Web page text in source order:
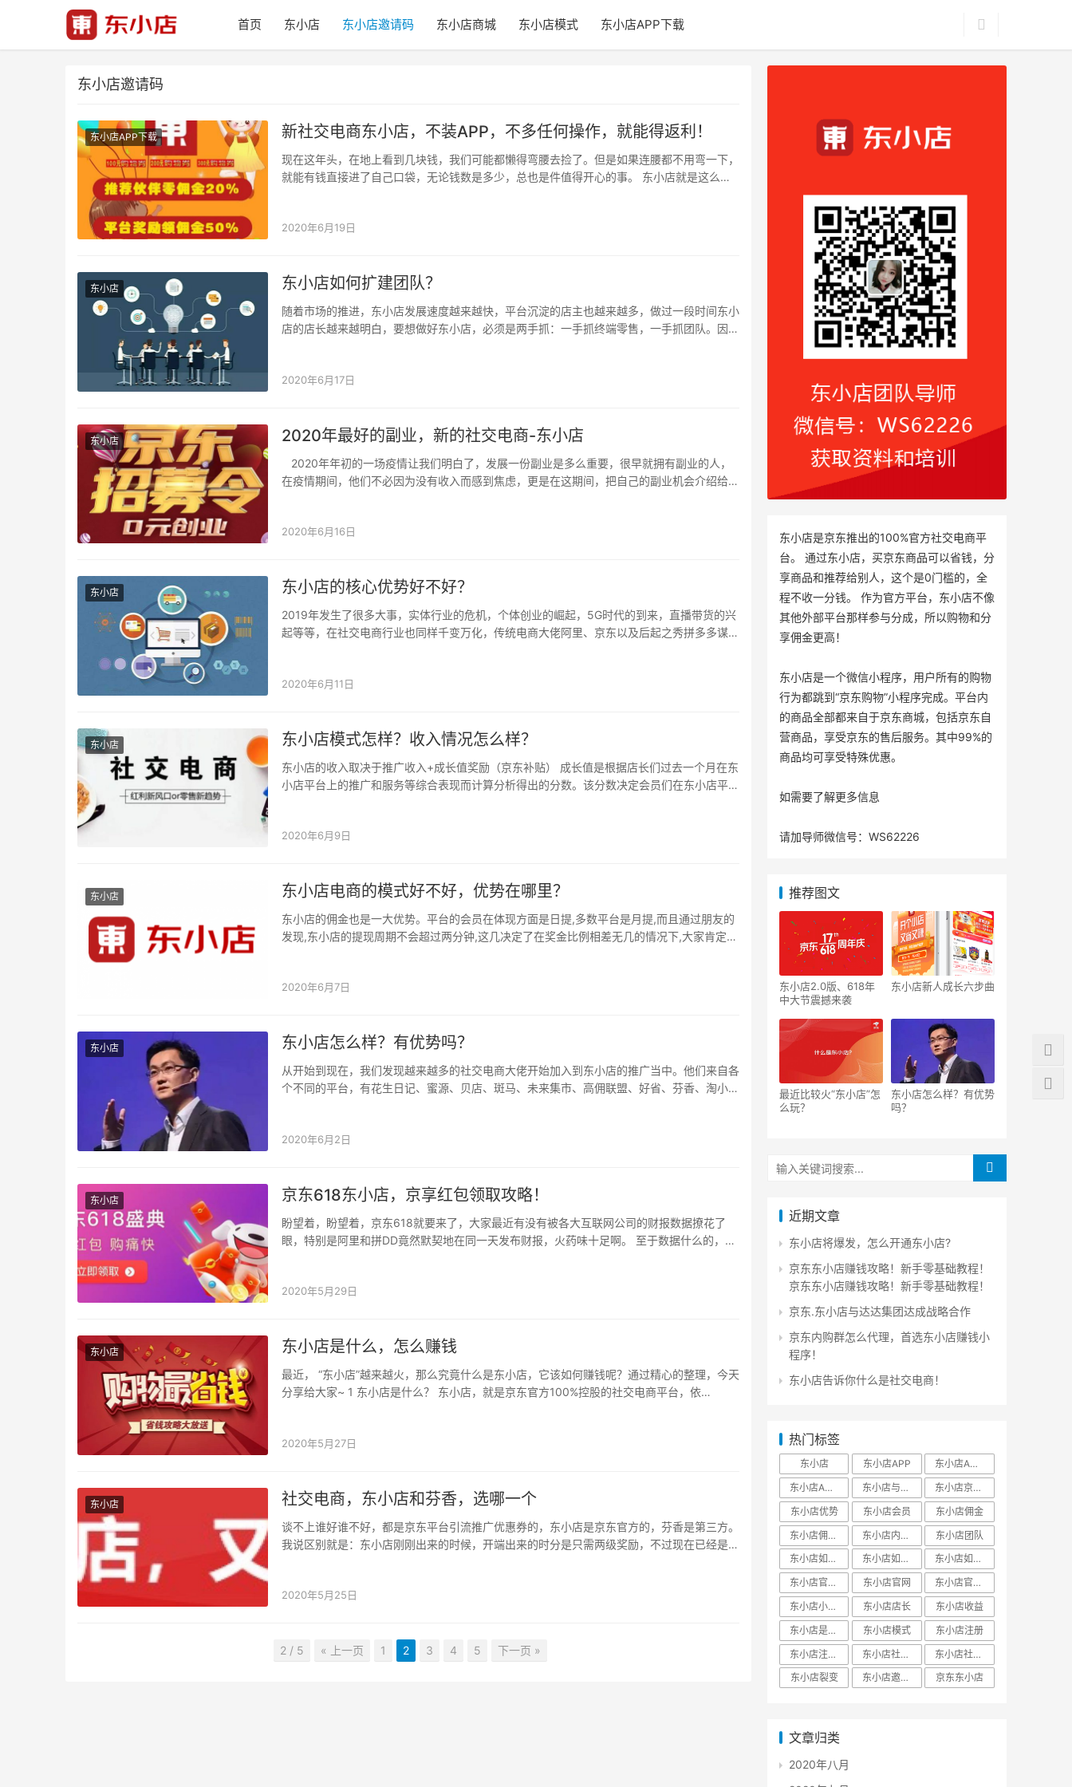
首页 东小店 东小店邀请码 东小店商城 东小店模式 东小店APP下载
东小店邀请码
东小店APP下载 新社交电商东小店，不装APP，不多任何操作，就能得返利！
现在这年头，在地上看到几块钱，我们可能都懒得弯腰去捡了。但是如果连腰都不用弯一下，
就能有钱直接进了自己口袋，无论钱数是多少，总也是件值得开心的事。 东小店就是这么一
2020年6月19日
东小店 东小店如何扩建团队？
随着市场的推进，东小店发展速度越来越快，平台沉淀的店主也越来越多，做过一段时间东小
店的店长越来越明白，要想做好东小店，必须是两手抓：一手抓终端零售，一手抓团队。因为
2020年6月17日
东小店 2020年最好的副业，新的社交电商-东小店
2020年年初的一场疫情让我们明白了，发展一份副业是多么重要，很早就拥有副业的人，
在疫情期间，他们不必因为没有收入而感到焦虑，更是在这期间，把自己的副业机会介绍给了
2020年6月16日
东小店 东小店的核心优势好不好？
2019年发生了很多大事，实体行业的危机，个体创业的崛起，5G时代的到来，直播带货的兴
起等等，在社交电商行业也同样千变万化，传统电商大佬阿里、京东以及后起之秀拼多多谋求
2020年6月11日
东小店 东小店模式怎样？收入情况怎么样？
东小店的收入取决于推广收入+成长值奖励（京东补贴） 成长值是根据店长们过去一个月在东
小店平台上的推广和服务等综合表现而计算分析得出的分数。该分数决定会员们在东小店平台
2020年6月9日
东小店 东小店电商的模式好不好，优势在哪里？
东小店的佣金也是一大优势。平台的会员在体现方面是日提,多数平台是月提,而且通过朋友的
发现,东小店的提现周期不会超过两分钟,这几决定了在奖金比例相差无几的情况下,大家肯定会
2020年6月7日
东小店 东小店怎么样？有优势吗？
从开始到现在，我们发现越来越多的社交电商大佬开始加入到东小店的推广当中。他们来自各
个不同的平台，有花生日记、蜜源、贝店、斑马、未来集市、高佣联盟、好省、芬香、淘小铺
2020年6月2日
东小店 京东618东小店，京享红包领取攻略！
盼望着，盼望着，京东618就要来了，大家最近有没有被各大互联网公司的财报数据撩花了
眼，特别是阿里和拼DD竟然默契地在同一天发布财报，火药味十足啊。 至于数据什么的，我
2020年5月29日
东小店 东小店是什么，怎么赚钱
最近， “东小店”越来越火，那么究竟什么是东小店，它该如何赚钱呢？通过精心的整理，今天
分享给大家~ 1 东小店是什么？ 东小店，就是京东官方100%控股的社交电商平台，依…
2020年5月27日
东小店 社交电商，东小店和芬香，选哪一个
谈不上谁好谁不好，都是京东平台引流推广优惠券的，东小店是京东官方的，芬香是第三方。
我说区别就是：东小店刚刚出来的时候，开端出来的时分是只需两级奖励，不过现在已经是相
2020年5月25日
2 / 5 « 上一页 1 2 3 4 5 下一页 »
东小店是京东推出的100%官方社交电商平
台。 通过东小店，买京东商品可以省钱，分
享商品和推荐给别人，这个是0门槛的，全
程不收一分钱。 作为官方平台，东小店不像
其他外部平台那样参与分成，所以购物和分
享佣金更高！
东小店是一个微信小程序，用户所有的购物
行为都跳到“京东购物”小程序完成。平台内
的商品全部都来自于京东商城，包括京东自
营商品，享受京东的售后服务。其中99%的
商品均可享受特殊优惠。
如需要了解更多信息
请加导师微信号：WS62226
推荐图文
东小店2.0版、618年
中大节震撼来袭
东小店新人成长六步曲
最近比较火“东小店”怎
么玩？
东小店怎么样？有优势
吗？
近期文章
东小店将爆发，怎么开通东小店?
京东东小店赚钱攻略！新手零基础教程！
京东东小店赚钱攻略！新手零基础教程！
京东.东小店与达达集团达成战略合作
京东内购群怎么代理，首选东小店赚钱小
程序！
东小店告诉你什么是社交电商！
热门标签
东小店 东小店APP
东小店APP下载
东小店APP官网
东小店与京东关系
东小店京东自营
东小店优势
东小店会员
东小店佣金
东小店佣金模式
东小店内部邀请码
东小店团队
东小店如何分享赚钱
东小店如何注册
东小店如何赚钱
东小店官方邀请码
东小店官网
东小店官网邀请码
东小店小程序
东小店店长
东小店收益
东小店是什么
东小店模式
东小店注册
东小店注册邀请码
东小店社交电商
东小店社交电商平台
东小店裂变
东小店邀请码 京东东小店
文章归类
2020年八月